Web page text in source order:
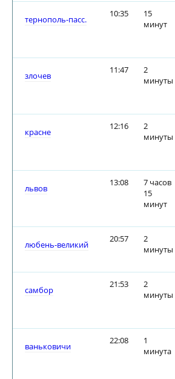
тернополь-пасс.
10:35
15
минут
злочев
11:47
2
минуты
красне
12:16
2
минуты
львов
13:08
7 часов
15
минут
любень-великий
20:57
2
минуты
самбор
21:53
2
минуты
ваньковичи
22:08
1
минута